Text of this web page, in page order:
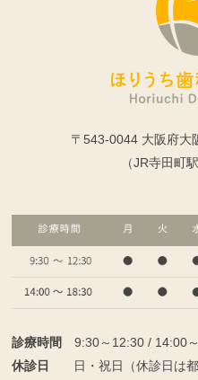
〒543-0044 大阪府大
（JR寺田町
診療時間 9:30～12:30 / 14:00
休診日
日・祝日（休診日は